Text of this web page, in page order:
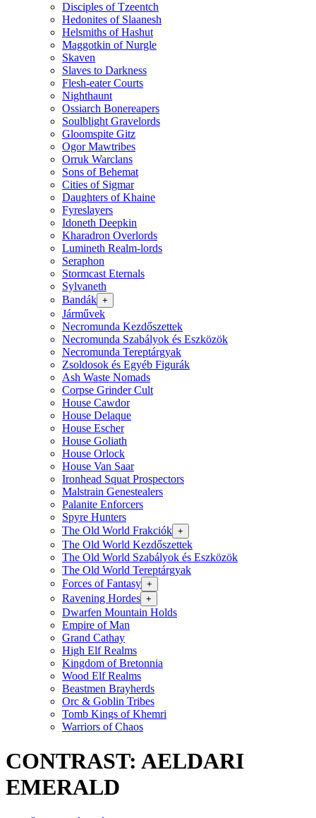
Disciples of Tzeentch
Hedonites of Slaanesh
Helsmiths of Hashut
Maggotkin of Nurgle
Skaven
Slaves to Darkness
Flesh-eater Courts
Nighthaunt
Ossiarch Bonereapers
Soulblight Gravelords
Gloomspite Gitz
Ogor Mawtribes
Orruk Warclans
Sons of Behemat
Cities of Sigmar
Daughters of Khaine
Fyreslayers
Idoneth Deepkin
Kharadron Overlords
Lumineth Realm-lords
Seraphon
Stormcast Eternals
Sylvaneth
Bandák +
Járművek
Necromunda Kezdőszettek
Necromunda Szabályok és Eszközök
Necromunda Tereptárgyak
Zsoldosok és Egyéb Figurák
Ash Waste Nomads
Corpse Grinder Cult
House Cawdor
House Delaque
House Escher
House Goliath
House Orlock
House Van Saar
Ironhead Squat Prospectors
Malstrain Genestealers
Palanite Enforcers
Spyre Hunters
The Old World Frakciók +
The Old World Kezdőszettek
The Old World Szabályok és Eszközök
The Old World Tereptárgyak
Forces of Fantasy +
Ravening Hordes +
Dwarfen Mountain Holds
Empire of Man
Grand Cathay
High Elf Realms
Kingdom of Bretonnia
Wood Elf Realms
Beastmen Brayherds
Orc & Goblin Tribes
Tomb Kings of Khemri
Warriors of Chaos
CONTRAST: AELDARI
EMERALD